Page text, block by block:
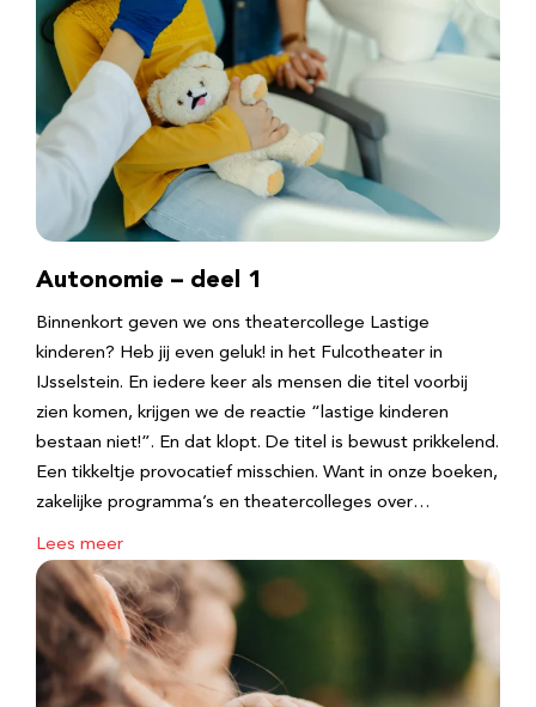
Autonomie – deel 1
Binnenkort geven we ons theatercollege Lastige
kinderen? Heb jij even geluk! in het Fulcotheater in
IJsselstein. En iedere keer als mensen die titel voorbij
zien komen, krijgen we de reactie “lastige kinderen
bestaan niet!”. En dat klopt. De titel is bewust prikkelend.
Een tikkeltje provocatief misschien. Want in onze boeken,
zakelijke programma’s en theatercolleges over…
Lees meer